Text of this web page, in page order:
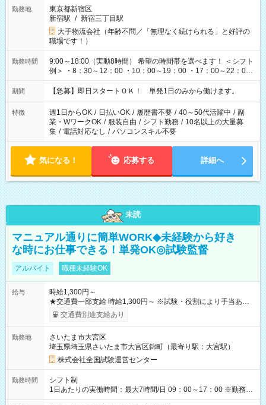
勤務地
東京都新宿区
新宿駅 / 新宿三丁目駅
大手物流会社（年齢不問／「無理なく続けられる」と好評の
職場です！）
勤務時間
9:00～18:00（実動8時間） 希望の時間帯を選べます！ ＜シフト
例＞ ・8：30～12：00 ・10：00～19：00 ・17：00～22：00
・13：00～22：00 ・22：00～翌6：00 など
期間 【急募】即日スタートＯＫ！ 単発1日のみから働けます。
特徴 週1日からOK / 日払いOK / 履歴書不要 / 40～50代活躍中 / 副
業・WワークOK / 服装自由 / シフト勤務 / 10名以上の大量募
集 / 電話対応なし / パソコンスキル不要
気になる！ 応募する 詳細へ
未読
マニュアル通りに簡単WORK◆未経験から好き
な時にお仕事できる！単発OK◎試験監督
アルバイト 職種未経験OK
給与
時給1,300円～
★交通費一部支給 時給1,300円～ ※試験・役割により手当あり
※勤務回数により昇給あり 【即給（前払い）オプションあ
り！】 希望される場合、勤務から1週間ほどで給与の一部を受け
例】 ・河合塾模擬試験 8:30～17:30（休憩1時間） 時給1,300円
×8時間＝日収10,400円＋交通費 ※当日の役割により時給＋100
円の場合あり ・国家試験 7:00～13:30（休憩なし） 時給1,300
円（役割手当＋100円）×6時間＝日収8,400円＋交通費 【試用期
間】試用期間なし
交通費別途支給あり
勤務地
さいたま市大宮区
埼玉県埼玉県さいたま市大宮区錦町（最寄り駅：大宮駅）
株式会社全国試験運営センター
勤務時間
シフト制
1日あたりの実働時間：最大7時間/日 09：00～17：00 ※勤務時
間は 試験により異なります。